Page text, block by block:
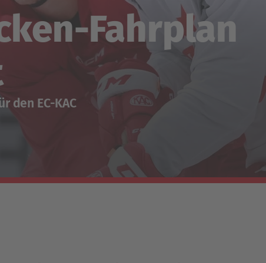
Fahrplan
den EC-KAC